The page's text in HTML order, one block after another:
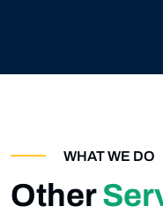
WHAT WE DO
Other